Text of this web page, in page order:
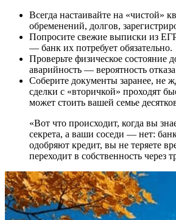
Всегда настаивайте на «чистой»
обременений, долгов,
Попросите свежие выписки из
— банк их потребует обязательно.
Проверьте физическое состояние
аварийность — вероятность
Соберите документы заранее, не
сделки с «вторичкой» проходят
может стоить вашей семье
«Вот что происходит, когда вы
секрета, а ваши соседи — нет:
одобряют кредит, вы не теряете
переходит в собственность через